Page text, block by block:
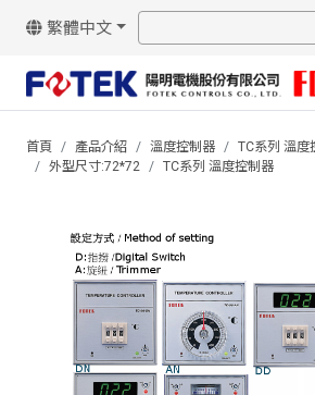
繁體中文
首頁 產品介紹 溫度控制器
TC系列 溫度
外型尺寸:72*72
TC系列 溫度控制器